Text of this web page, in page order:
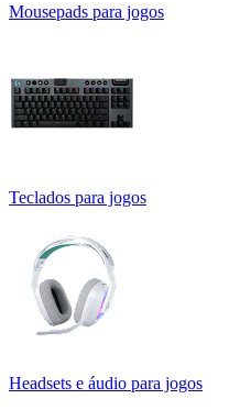
Mousepads para jogos
Teclados para jogos
Headsets e áudio para jogos